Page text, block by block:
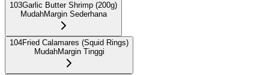
103Garlic Butter Shrimp (200g)
MudahMargin Sederhana
104Fried Calamares (Squid Rings)
MudahMargin Tinggi